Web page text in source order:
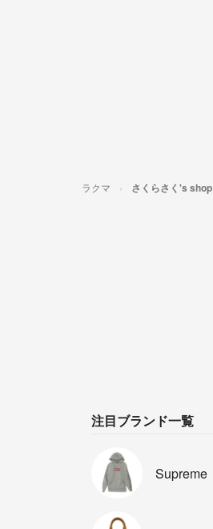
ラクマ さくらさく's shop
注目ブランド一覧
Supreme